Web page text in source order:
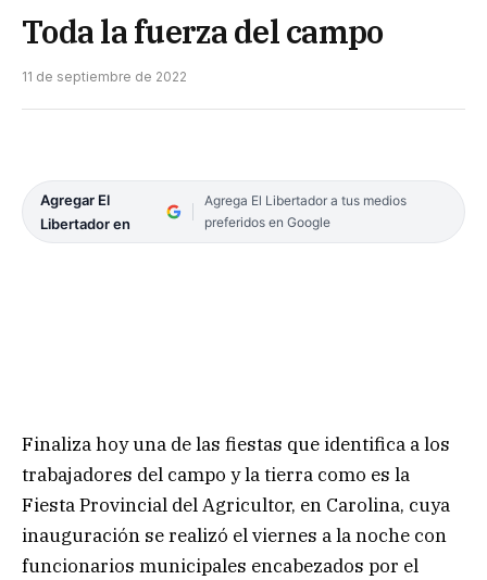
Toda la fuerza del campo
11 de septiembre de 2022
Agregar El
Libertador en
Agrega El Libertador a tus medios
preferidos en Google
Finaliza hoy una de las fiestas que identifica a los
trabajadores del campo y la tierra como es la
Fiesta Provincial del Agricultor, en Carolina, cuya
inauguración se realizó el viernes a la noche con
funcionarios municipales encabezados por el